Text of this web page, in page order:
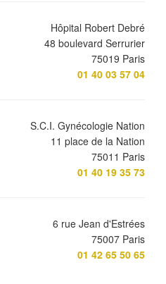
Hôpital Robert Debré
48 boulevard Serrurier
75019 Paris
01 40 03 57 04
S.C.I. Gynécologie Nation
11 place de la Nation
75011 Paris
01 40 19 35 73
6 rue Jean d'Estrées
75007 Paris
01 42 65 50 65